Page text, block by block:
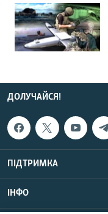
ДОЛУЧАЙСЯ!
ПІДТРИМКА
ІНФО